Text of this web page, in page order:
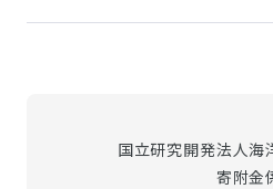
国立研究開発法人海
寄附金